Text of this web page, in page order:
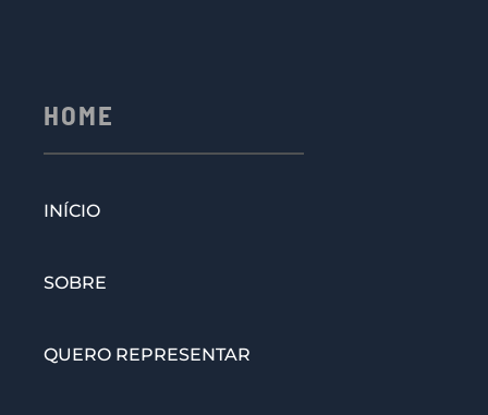
HOME
INÍCIO
SOBRE
QUERO REPRESENTAR